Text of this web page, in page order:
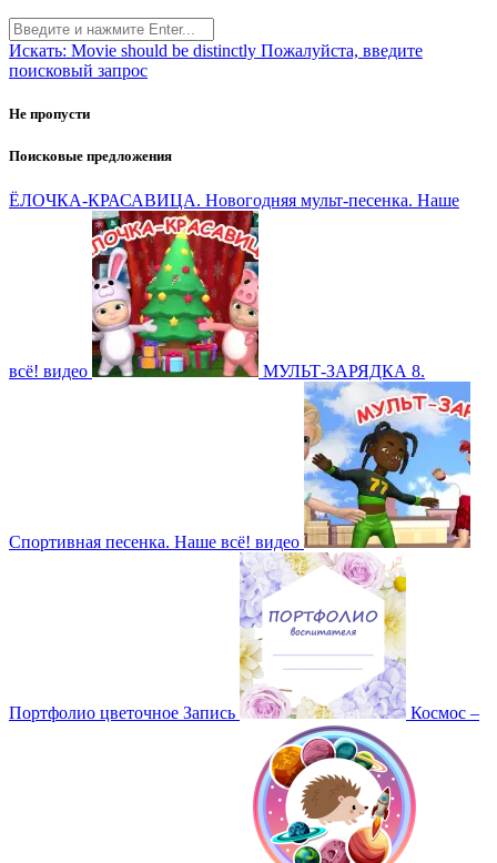
Искать: Movie should be distinctly Пожалуйста, введите
поисковый запрос
Не пропусти
Поисковые предложения
ЁЛОЧКА-КРАСАВИЦА. Новогодняя мульт-песенка. Наше
всё! видео МУЛЬТ-ЗАРЯДКА 8.
Спортивная песенка. Наше всё! видео
Портфолио цветочное Запись Космос –